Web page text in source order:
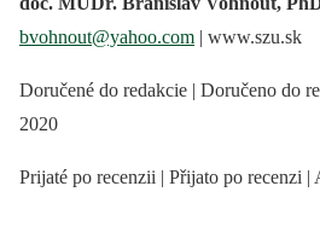
bvohnout@yahoo.com | www.szu.sk
Doručené do redakcie | Doručeno do
2020
Prijaté po recenzii | Přijato po recenzi |